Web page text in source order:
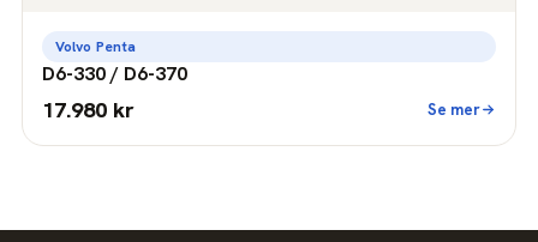
Volvo Penta
D6-330 / D6-370
17.980 kr Se mer